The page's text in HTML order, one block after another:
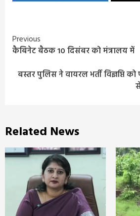
Continue
Previous
कैबिनेट बैठक 10 दिसंबर को मंत्रालय में
बस्तर पुलिस ने वायरल भर्ती विज्ञप्ति को
Related News